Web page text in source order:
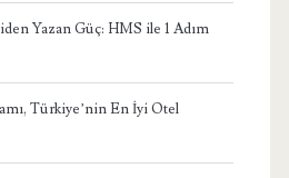
Yazan Güç: HMS ile 1 Adım
Türkiye’nin En İyi Otel